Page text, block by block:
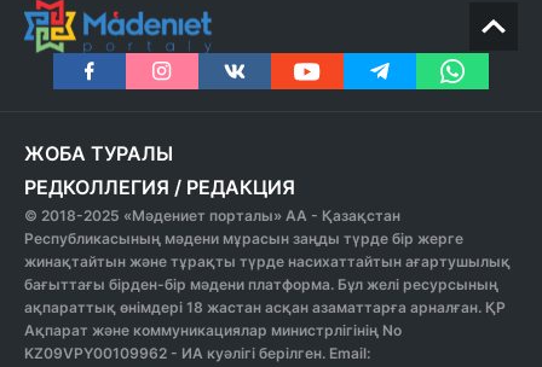
ЖОБА ТУРАЛЫ
РЕДКОЛЛЕГИЯ / РЕДАКЦИЯ
© 2018-2025 «Мәдениет порталы» АА - Қазақстан
Республикасының мәдени мұрасын заңды түрде бір жерге
жинақтайтын және тұрақты түрде насихаттайтын ағартушылық
бағыттағы бірден-бір мәдени платформа. Бұл желі ресурсының
ақпараттық өнімдері 18 жастан асқан азаматтарға арналған. ҚР
Ақпарат және коммуникациялар министрлігінің No
KZ09VPY00109962 - ИА куәлігі берілген. Email: